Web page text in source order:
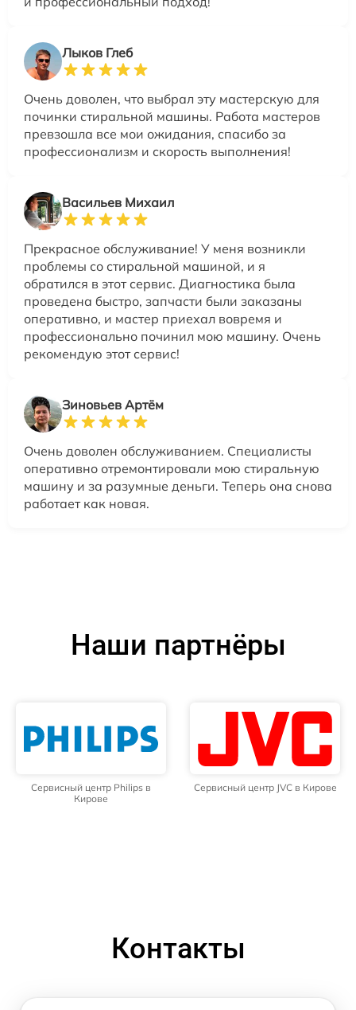
Лыков Глеб
Очень доволен, что выбрал эту мастерскую для
починки стиральной машины. Работа мастеров
превзошла все мои ожидания, спасибо за
профессионализм и скорость выполнения!
Васильев Михаил
Прекрасное обслуживание! У меня возникли
проблемы со стиральной машиной, и я
обратился в этот сервис. Диагностика была
проведена быстро, запчасти были заказаны
оперативно, и мастер приехал вовремя и
профессионально починил мою машину. Очень
рекомендую этот сервис!
Зиновьев Артём
Очень доволен обслуживанием. Специалисты
оперативно отремонтировали мою стиральную
машину и за разумные деньги. Теперь она снова
работает как новая.
Наши партнёры
Сервисный центр Philips в
Кирове
Сервисный центр JVC в Кирове
Контакты